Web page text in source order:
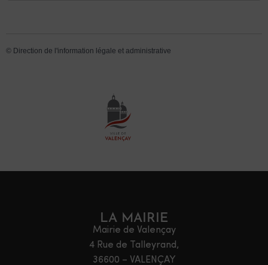
© Direction de l'information légale et administrative
LA MAIRIE
Mairie de Valençay
4 Rue de Talleyrand,
36600 – VALENÇAY